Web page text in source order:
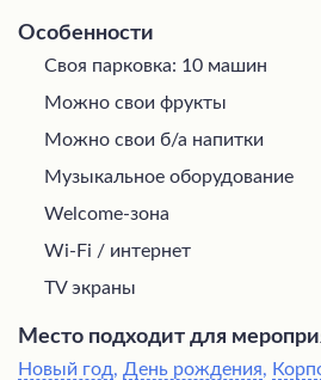
Особенности
Своя парковка: 10 машин
Можно свои фрукты
Можно свои б/а напитки
Музыкальное оборудование
Welcome-зона
Wi-Fi / интернет
TV экраны
Место подходит для
Новый год, День рождения,